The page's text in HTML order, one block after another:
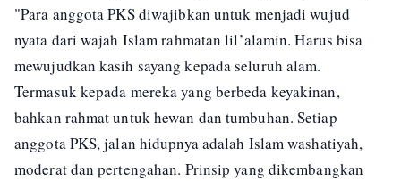
"Para anggota PKS diwajibkan untuk menjadi wujud
nyata dari wajah Islam rahmatan lil’alamin. Harus bisa
mewujudkan kasih sayang kepada seluruh alam.
Termasuk kepada mereka yang berbeda keyakinan,
bahkan rahmat untuk hewan dan tumbuhan. Setiap
anggota PKS, jalan hidupnya adalah Islam washatiyah,
moderat dan pertengahan. Prinsip yang dikembangkan